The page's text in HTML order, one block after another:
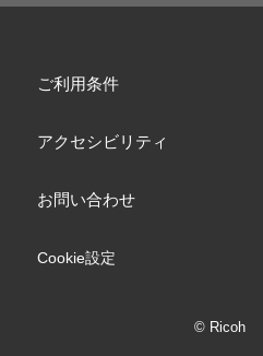
ご利用条件
アクセシビリティ
お問い合わせ
Cookie設定
© Ricoh